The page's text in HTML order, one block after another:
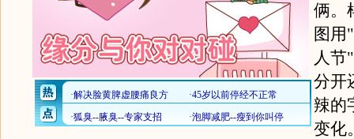
俩。
图用
人节
分开
辣的
变化